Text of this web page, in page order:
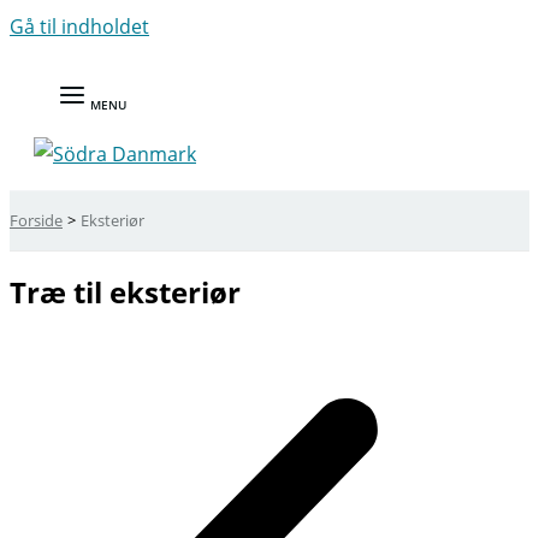
Gå til indholdet
MENU
Forside Eksteriør
Træ til eksteriør